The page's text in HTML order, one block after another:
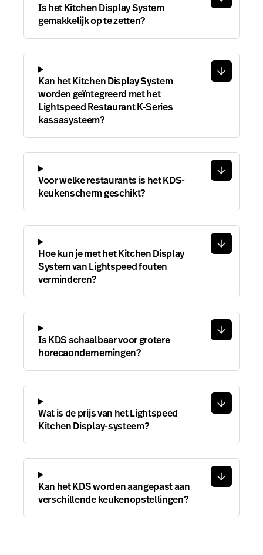
Is het Kitchen Display System
gemakkelijk op te zetten?
Kan het Kitchen Display System
worden geïntegreerd met het
Lightspeed Restaurant K-Series
kassasysteem?
Voor welke restaurants is het KDS-
keukenscherm geschikt?
Hoe kun je met het Kitchen Display
System van Lightspeed fouten
verminderen?
Is KDS schaalbaar voor grotere
horecaondernemingen?
Wat is de prijs van het Lightspeed
Kitchen Display-systeem?
Kan het KDS worden aangepast aan
verschillende keukenopstellingen?